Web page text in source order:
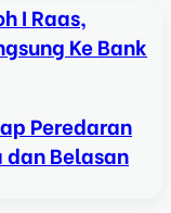
I Raas,
Ke Bank
Peredaran
dan Belasan